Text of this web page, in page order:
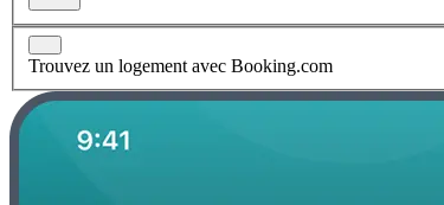
Trouvez un logement avec Booking.com